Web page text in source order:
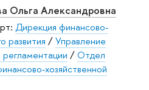
Ольга Александровна
Дирекция финансово-
развития /Управление
/Отдел
хозяйственной